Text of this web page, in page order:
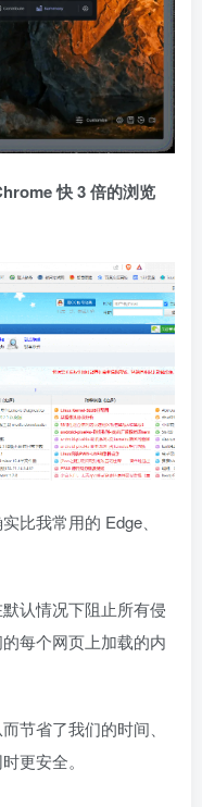
快 3 倍的浏览
比我常用的 Edge、
认情况下阻止所有侵
每个网页上加载的内
节省了我们的时间、
更安全。